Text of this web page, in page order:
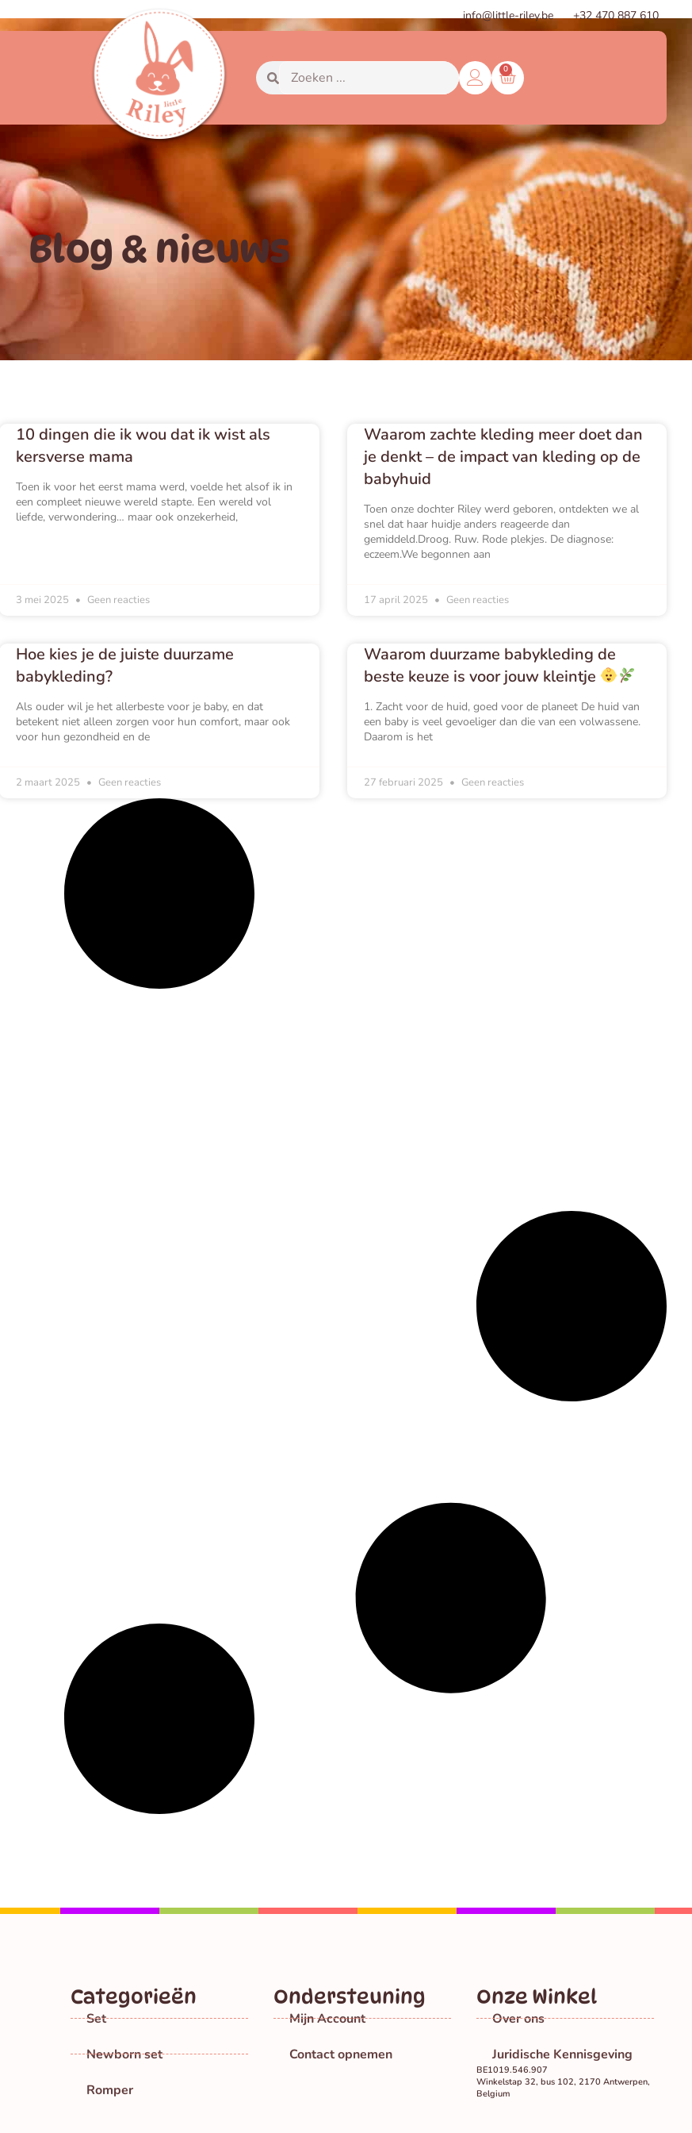
info@little-riley.be +32 470 887 610
0
Blog & nieuws
10 dingen die ik wou dat ik wist als
kersverse mama
Toen ik voor het eerst mama werd, voelde het alsof ik in
een compleet nieuwe wereld stapte. Een wereld vol
liefde, verwondering… maar ook onzekerheid,
3 mei 2025 Geen reacties
Waarom zachte kleding meer doet dan
je denkt – de impact van kleding op de
babyhuid
Toen onze dochter Riley werd geboren, ontdekten we al
snel dat haar huidje anders reageerde dan
gemiddeld.Droog. Ruw. Rode plekjes. De diagnose:
eczeem.We begonnen aan
17 april 2025 Geen reacties
Hoe kies je de juiste duurzame
babykleding?
Als ouder wil je het allerbeste voor je baby, en dat
betekent niet alleen zorgen voor hun comfort, maar ook
voor hun gezondheid en de
2 maart 2025 Geen reacties
Waarom duurzame babykleding de
beste keuze is voor jouw kleintje
1. Zacht voor de huid, goed voor de planeet De huid van
een baby is veel gevoeliger dan die van een volwassene.
Daarom is het
27 februari 2025 Geen reacties
Categorieën
Set
Newborn set
Romper
Ondersteuning
Mijn Account
Contact opnemen
Onze Winkel
Over ons
Juridische Kennisgeving
BE1019.546.907
Winkelstap 32, bus 102, 2170 Antwerpen,
Belgium